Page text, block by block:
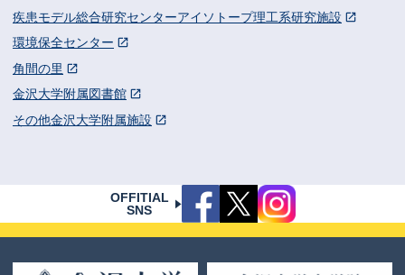
疾患モデル総合研究センターアイソトープ理工系研究施設
環境保全センター
角間の里
金沢大学附属図書館
その他金沢大学附属施設
OFFITIAL
SNS